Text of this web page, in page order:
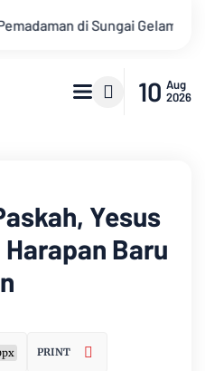
Bangso Batak Jambi Volume
10 Aug
2026
Yesus
Baru
PRINT